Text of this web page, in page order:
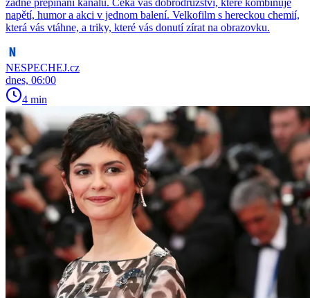
napětí, humor a akci v jednom balení. Velkofilm s hereckou chemií,
která vás vtáhne, a triky, které vás donutí zírat na obrazovku.
NESPECHEJ.cz
dnes, 06:00
4 min